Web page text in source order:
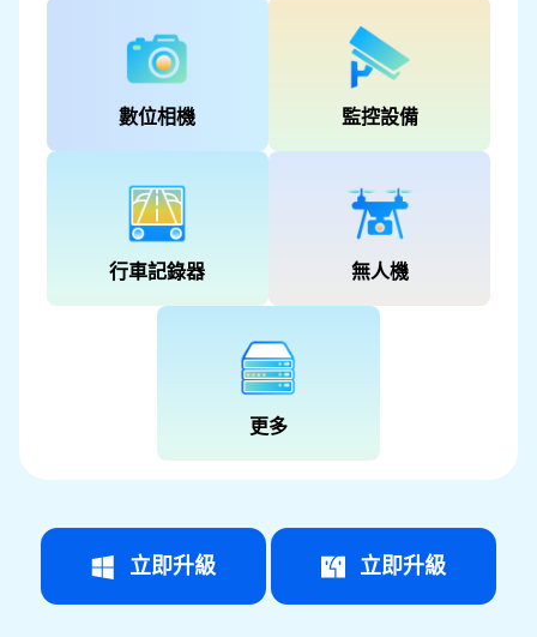
數位相機 監控設備
行車記錄器 無人機
更多
立即升級 立即升級